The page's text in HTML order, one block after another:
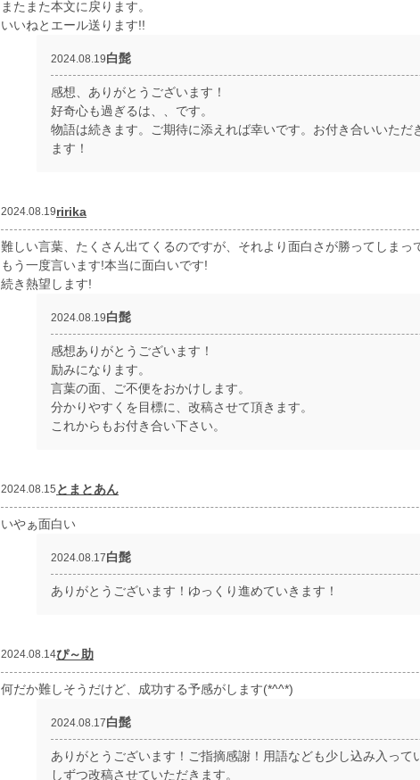
またまた本文に戻ります。
いいねとエール送ります!!
2024.08.19白髭
感想、ありがとうございます！
好奇心も過ぎるは、、です。
物語は続きます。ご期待に添えれば幸いです。お付き合いいただ
ます！
2024.08.19ririka
難しい言葉、たくさん出てくるのですが、それより面白さが勝ってしまっ
もう一度言います!本当に面白いです!
続き熱望します!
2024.08.19白髭
感想ありがとうございます！
励みになります。
言葉の面、ご不便をおかけします。
分かりやすくを目標に、改稿させて頂きます。
これからもお付き合い下さい。
2024.08.15 とまとあん
いやぁ面白い
2024.08.17白髭
ありがとうございます！ゆっくり進めていきます！
2024.08.14ぴ～助
何だか難しそうだけど、成功する予感がします(*^^*)
2024.08.17白髭
ありがとうございます！ご指摘感謝！用語なども少し込み入って
しずつ改稿させていただきます。